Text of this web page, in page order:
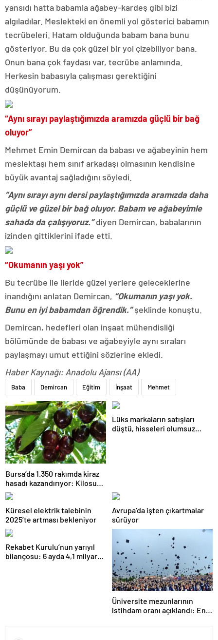
yansıdı hatta babamla ağabey-kardeş gibi bizi
algıladılar. Meslekteki en önemli yol gösterici babamın
tecrübeleri. Hatam olduğunda babam bana bunu
gösteriyor. Bu da çok güzel bir yol çizebiliyor bana.
Onun bana çok faydası var, tecrübe anlamında.
Herkesin babasıyla çalışması gerektiğini
düşünüyorum.
“Aynı sırayı paylaştığımızda aramızda güçlü bir bağ
oluyor”
Mehmet Emin Demircan da babası ve ağabeyinin hem
meslektaşı hem sınıf arkadaşı olmasının kendisine
büyük avantaj sağladığını söyledi.
“Aynı sırayı aynı dersi paylaştığımızda aramızda daha
güçlü ve güzel bir bağ oluyor. Babam ve ağabeyimle
sahada da çalışıyoruz.”diyen Demircan, babalarının
izinden gittiklerini ifade etti.
“Okumanın yaşı yok”
Bu tecrübe ile ileride güzel yerlere geleceklerine
inandığını anlatan Demircan, “Okumanın yaşı yok.
Bunu en iyi babamdan öğrendik.”şeklinde konuştu.
Demircan, hedefleri olan inşaat mühendisliği
bölümünde de babası ve ağabeyiyle aynı sıraları
paylaşmayı umut ettiğini sözlerine ekledi.
Haber Kaynağı: Anadolu Ajansı (AA)
Baba Demircan Eğitim İnşaat Mehmet
Bursa’da 1.350 rakımda kiraz
hasadı kazandırıyor: Kilosu
80 lira
Lüks markaların satışları
düştü, hisseleri olumsuz
Küresel elektrik talebinin
2025’te artması bekleniyor
Avrupa’da işten çıkartmalar
sürüyor
Rekabet Kurulu’nun yarıyıl
bilançosu: 6 ayda 4,1 milyar
Üniversite mezunlarının
istihdam oranı açıklandı: En
öğretmenliğinde